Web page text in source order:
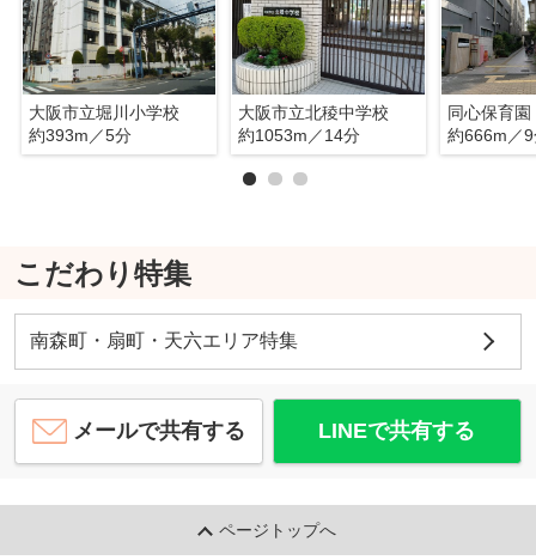
大阪市立堀川小学校
約393m／5分
大阪市立北稜中学校
約1053m／14分
同心保育園
約666m／
こだわり特集
南森町・扇町・天六エリア特集
メールで共有する LINEで共有する
ページトップへ